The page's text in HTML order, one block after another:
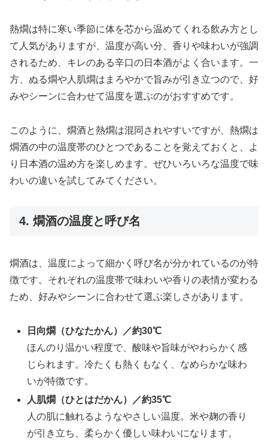
熱燗は特に寒い季節に体を芯から温めてくれる飲み方とし
て人気がありますが、温度が高い分、香りや味わいが強調
されるため、キレのある辛口の日本酒がよく合います。一
方、ぬる燗や人肌燗はまろやかで旨みが引き立つので、好
みやシーンに合わせて温度を選ぶのがおすすめです。
このように、燗酒と熱燗は混同されやすいですが、熱燗は
燗酒の中の温度帯のひとつであることを覚えておくと、よ
り日本酒の温め方を楽しめます。ぜひいろいろな温度で味
わいの違いを試してみてください。
4. 燗酒の温度と呼び名
燗酒は、温度によって細かく呼び名が分かれているのが特
徴です。それぞれの温度帯で味わいや香りの表情が変わる
ため、好みやシーンに合わせて選ぶ楽しさがあります。
日向燗（ひなたかん）／約30℃
ほんのり温かい程度で、酸味や旨味がやわらかく感
じられます。冷たくも熱くもなく、なめらかな味わ
いが特徴です。
人肌燗（ひとはだかん）／約35℃
人の肌に触れるようなやさしい温度。米や麹の香り
が引き立ち、柔らかく優しい味わいになります。